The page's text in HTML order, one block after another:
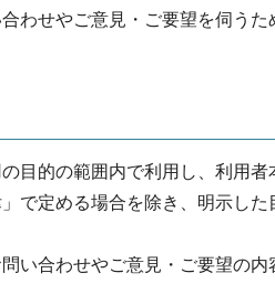
わせやご意見・ご要望を伺う
目的の範囲内で利用し、利用
で定める場合を除き、明示し
い合わせやご意見・ご要望の